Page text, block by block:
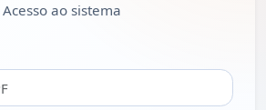
Acesso ao sistema